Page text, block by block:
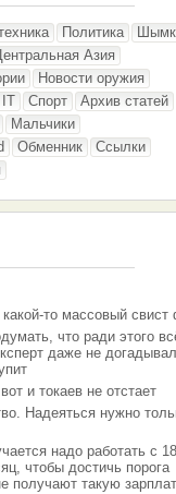
Политика
Азия
Новости оружия
IT Спорт
Архив статей
Мальчики
Обменник
Ссылки
то массовый свист
что ради этого
даже не
и токаев не отстает
Надеяться нужно
надо работать с
чтобы достичь порога
получают такую